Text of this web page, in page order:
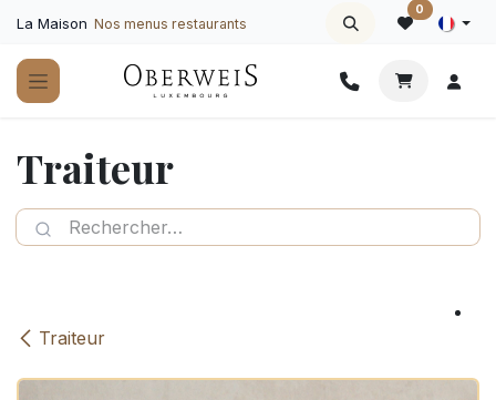
La Maison Nos menus restaurants
0
Traiteur
Traiteur